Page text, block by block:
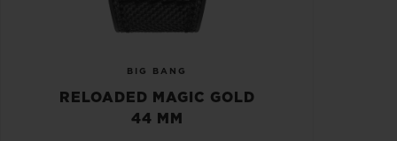
BIG BANG
RELOADED MAGIC GOLD
44 MM